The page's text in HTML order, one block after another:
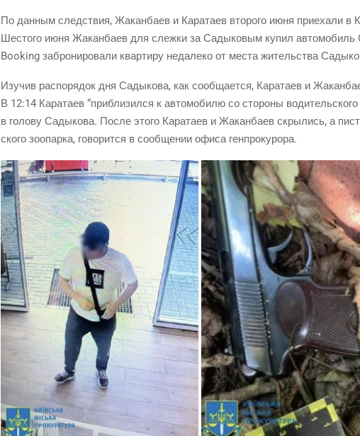
По дан­ным след­ствия, Жакан­ба­ев и Кара­та­ев вто­ро­го июня при­е­ха­ли в
Шесто­го июня Жакан­ба­ев для слеж­ки за Сады­ко­вым купил авто­мо­биль
Booking забро­ни­ро­ва­ли квар­ти­ру неда­ле­ко от места житель­ства
Изу­чив рас­по­ря­док дня Сады­ко­ва, как сооб­ща­ет­ся, Кара­та­ев и
В 12:14 Кара­та­ев “при­бли­зил­ся к авто­мо­би­лю со сто­ро­ны
в голо­ву Сады­ко­ва. После это­го Кара­та­ев и Жакан­ба­ев скры­лись, а
ско­го зоо­пар­ка, гово­рит­ся в сооб­ще­нии офи­са генпрокурора.